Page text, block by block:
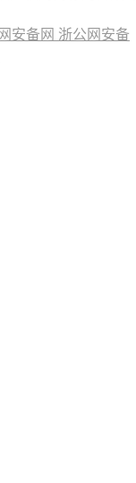
浙公网安备